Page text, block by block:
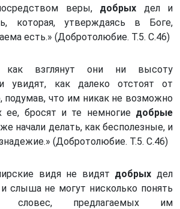
веры, добрых дел и
которая, утверждаясь в Боге,
есть.» (Добротолюбие. Т.5. С.46)
как взглянут они ни высоту
увидят, как далеко отстоят от
подумав, что им никак не возможно
ее, бросят и те немногие добрые
начали делать, как бесполезные, и
(Добротолюбие. Т.5. С.46)
видя не видят добрых дел
слыша не могут нисколько понять
словес, предлагаемых им